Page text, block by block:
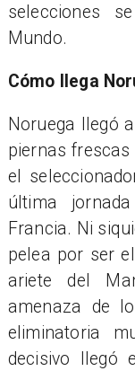
selecciones
Mundo.
Cómo llega
Noruega llegó
piernas
el
última
Francia. Ni
pelea por ser
ariete del
amenaza de
eliminatoria
decisivo llegó